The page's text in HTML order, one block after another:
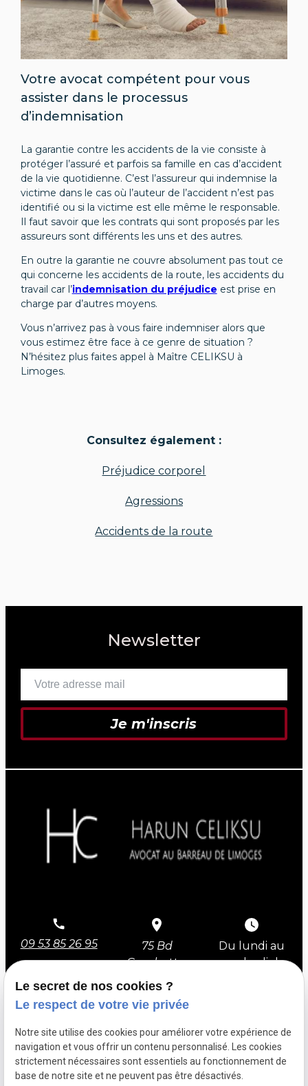
Votre avocat compétent pour vous
assister dans le processus
d’indemnisation
La garantie contre les accidents de la vie consiste à
protéger l’assuré et parfois sa famille en cas d’accident
de la vie quotidienne. C’est l’assureur qui indemnise la
victime dans le cas où l’auteur de l’accident n’est pas
identifié ou si la victime est elle même le responsable.
Il faut savoir que les contrats qui sont proposés par les
assureurs sont différents les uns et des autres.
En outre la garantie ne couvre absolument pas tout ce
qui concerne les accidents de la route, les accidents du
travail car l’indemnisation du préjudice est prise en
charge par d’autres moyens.
Vous n’arrivez pas à vous faire indemniser alors que
vous estimez être face à ce genre de situation ?
N’hésitez plus faites appel à Maître CELIKSU à
Limoges.
Consultez également :
Préjudice corporel
Agressions
Accidents de la route
Newsletter
09 53 85 26 95
75 Bd
Gambetta,
87000 Limoges
Du lundi au
vendredi de
SIRET :
Le secret de nos cookies ?
Le respect de votre vie privée
Notre site utilise des cookies pour améliorer votre expérience de
navigation et vous offrir un contenu personnalisé. Les cookies
strictement nécessaires sont essentiels au fonctionnement de
base de notre site et ne peuvent pas être désactivés.